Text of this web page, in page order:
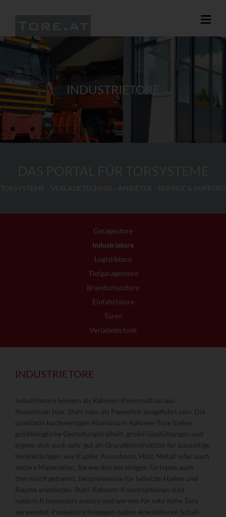
INDUSTRIETORE
Garagentore
Industrietore
Logistiktore
Tiefgaragentore
Brandschutztore
Einfahrtstore
Türen
Verladetechnik
INDUSTRIETORE
Industrietore können als Rahmen-Konstruktion aus
Aluminium bzw. Stahl oder als Paneeltor ausgeführt sein. Die
qualitativ hochwertigen Aluminium-Rahmen-Tore bieten
größtmögliche Gestaltungsfreiheit, große Glasfüllungen und
eignen sich auch sehr gut als Grundkonstruktion für bauseitige
Verkleidungen, wie Kupfer, Alucobond, Holz, Metall oder auch
andere Materialien. Sie werden bei einigen Tortypen auch
thermisch getrennt, beispielsweise für beheizte Hallen und
Räume angeboten. Stahl-Rahmen-Konstruktionen sind
natürlich besonders massiv und werden für sehr hohe Tore
verwendet. Paneeltore hingegen haben eine höheren Schall-